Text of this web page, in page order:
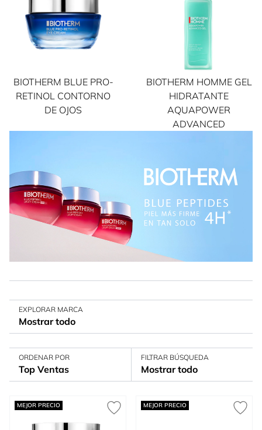
BIOTHERM BLUE PRO-
RETINOL CONTORNO
DE OJOS
BIOTHERM HOMME GEL
HIDRATANTE
AQUAPOWER
ADVANCED
EXPLORAR MARCA
Mostrar todo
ORDENAR POR
Top Ventas
FILTRAR BÚSQUEDA
Mostrar todo
MEJOR PRECIO MEJOR PRECIO